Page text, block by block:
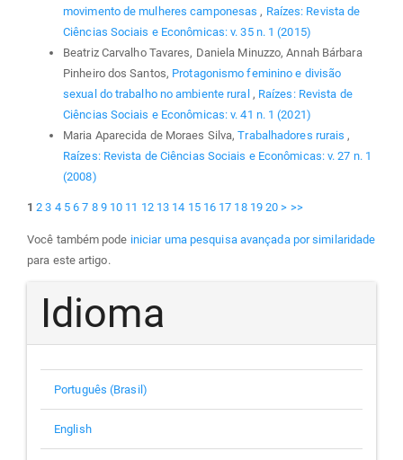
movimento de mulheres camponesas , Raízes: Revista de
Ciências Sociais e Econômicas: v. 35 n. 1 (2015)
Beatriz Carvalho Tavares, Daniela Minuzzo, Annah Bárbara
Pinheiro dos Santos, Protagonismo feminino e divisão
sexual do trabalho no ambiente rural , Raízes: Revista de
Ciências Sociais e Econômicas: v. 41 n. 1 (2021)
Maria Aparecida de Moraes Silva,Trabalhadores rurais ,
Raízes: Revista de Ciências Sociais e Econômicas: v. 27 n. 1
(2008)
1 2 3 4 5 6 7 8 9 10 11 12 13 14 15 16 17 18 19 20 > >>
Você também pode iniciar uma pesquisa avançada por similaridade
para este artigo.
Idioma
Português (Brasil)
English